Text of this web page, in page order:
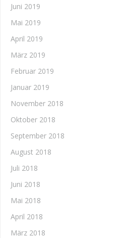
Juni 2019
Mai 2019
April 2019
März 2019
Februar 2019
Januar 2019
November 2018
Oktober 2018
September 2018
August 2018
Juli 2018
Juni 2018
Mai 2018
April 2018
März 2018